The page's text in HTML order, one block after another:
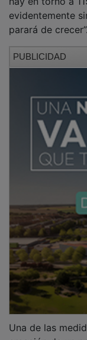
evidentemente
parará de crecer”.
creación de un